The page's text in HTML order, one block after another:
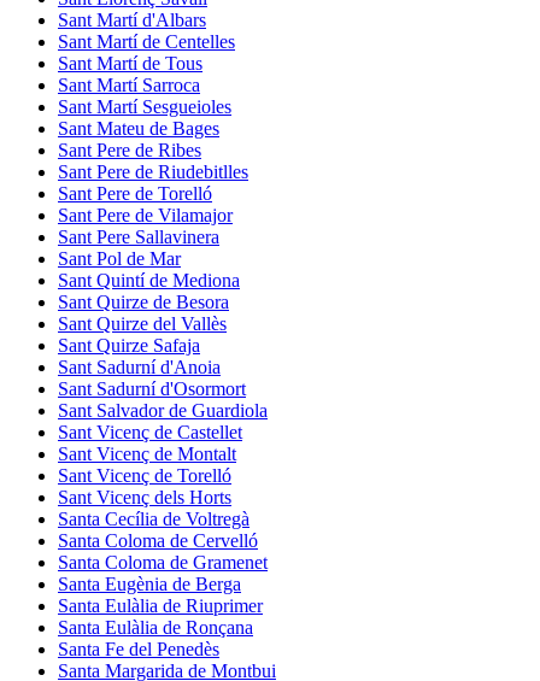
Sant Martí d'Albars
Sant Martí de Centelles
Sant Martí de Tous
Sant Martí Sarroca
Sant Martí Sesgueioles
Sant Mateu de Bages
Sant Pere de Ribes
Sant Pere de Riudebitlles
Sant Pere de Torelló
Sant Pere de Vilamajor
Sant Pere Sallavinera
Sant Pol de Mar
Sant Quintí de Mediona
Sant Quirze de Besora
Sant Quirze del Vallès
Sant Quirze Safaja
Sant Sadurní d'Anoia
Sant Sadurní d'Osormort
Sant Salvador de Guardiola
Sant Vicenç de Castellet
Sant Vicenç de Montalt
Sant Vicenç de Torelló
Sant Vicenç dels Horts
Santa Cecília de Voltregà
Santa Coloma de Cervelló
Santa Coloma de Gramenet
Santa Eugènia de Berga
Santa Eulàlia de Riuprimer
Santa Eulàlia de Ronçana
Santa Fe del Penedès
Santa Margarida de Montbui